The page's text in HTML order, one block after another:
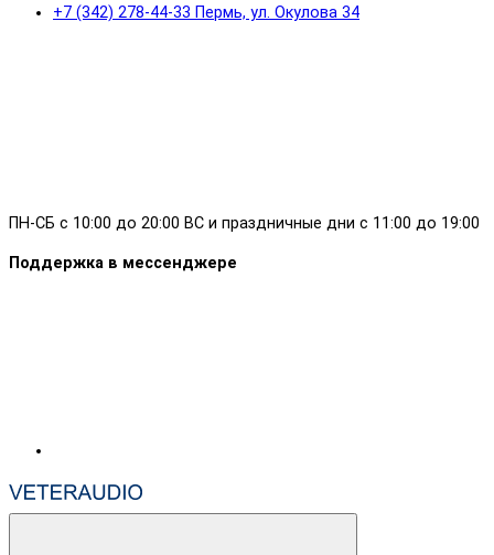
+7 (342) 278-44-33 Пермь, ул. Окулова 34
ПН-СБ с 10:00 до 20:00 ВС и праздничные дни с 11:00 до 19:00
Поддержка в мессенджере